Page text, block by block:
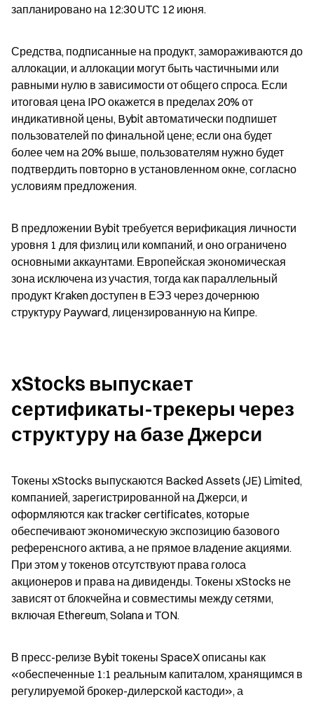
запланировано на 12:30 UTC 12 июня.
Средства, подписанные на продукт, замораживаются до
аллокации, и аллокации могут быть частичными или
равными нулю в зависимости от общего спроса. Если
итоговая цена IPO окажется в пределах 20% от
индикативной цены, Bybit автоматически подпишет
пользователей по финальной цене; если она будет
более чем на 20% выше, пользователям нужно будет
подтвердить повторно в установленном окне, согласно
условиям предложения.
В предложении Bybit требуется верификация личности
уровня 1 для физлиц или компаний, и оно ограничено
основными аккаунтами. Европейская экономическая
зона исключена из участия, тогда как параллельный
продукт Kraken доступен в ЕЭЗ через дочернюю
структуру Payward, лицензированную на Кипре.
xStocks выпускает
сертификаты-трекеры через
структуру на базе Джерси
Токены xStocks выпускаются Backed Assets (JE) Limited,
компанией, зарегистрированной на Джерси, и
оформляются как tracker certificates, которые
обеспечивают экономическую экспозицию базового
референсного актива, а не прямое владение акциями.
При этом у токенов отсутствуют права голоса
акционеров и права на дивиденды. Токены xStocks не
зависят от блокчейна и совместимы между сетями,
включая Ethereum, Solana и TON.
В пресс-релизе Bybit токены SpaceX описаны как
«обеспеченные 1:1 реальным капиталом, хранящимся в
регулируемой брокер-дилерской кастоди», а